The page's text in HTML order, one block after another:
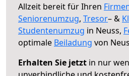
Allzeit bereit für Ihren
Seniorenumzug, Tresor– &
Studentenumzug in Neuss,
optimale Beiladung von
Erhalten Sie jetzt in nur